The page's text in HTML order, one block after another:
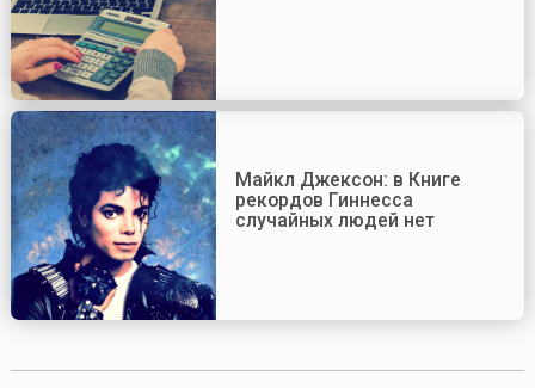
Майкл Джексон: в Книге
рекордов Гиннесса
случайных людей нет